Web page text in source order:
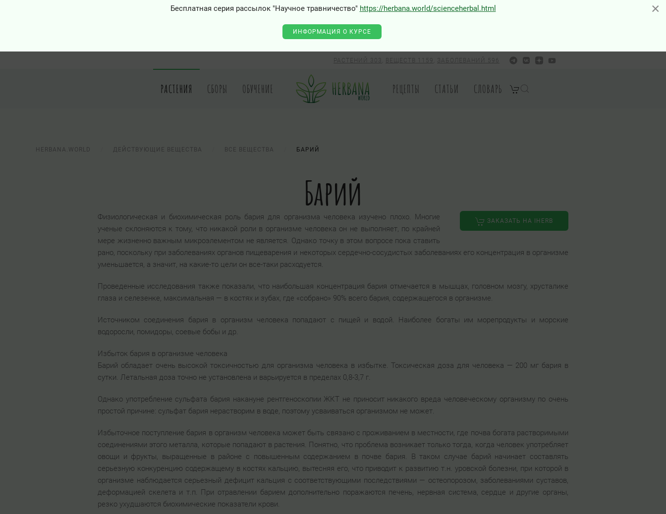
×
Бесплатная серия рассылок "Научное травничество" https://herbana.world/scienceherbal.html
ИНФОРМАЦИЯ О КУРСЕ
РАСТЕНИЙ 303 ВЕЩЕСТВ 1159 ЗАБОЛЕВАНИЙ 596
РАСТЕНИЯ СБОРЫ ОБУЧЕНИЕ РЕЦЕПТЫ СТАТЬИ СЛОВАРЬ
HERBANA.WORLD ДЕЙСТВУЮЩИЕ ВЕЩЕСТВА ВСЕ ВЕЩЕСТВА БАРИЙ
Барий
ЗАКАЗАТЬ НА IHERB
Физиологическая и биохимическая роль бария для организма человека изучено плохо. Многие
ученые склоняются к тому, что никакой роли в организме человека он не выполняет, по крайней
мере жизненно важным микроэлементом не является. Однако точку в этом вопросе пока ставить
рано, поскольку при заболеваниях органов пищеварения и некоторых сердечно-сосудистых заболеваниях его концентрация в организме
уменьшается, а значит, на какие-то цели он все-таки расходуется.
Проведенные исследования также показали, что наибольшая концентрация бария отмечается в мышцах, головном мозгу, хрусталике
глаза и селезенке, максимальная — в костях и зубах, где «собрано» 90% всего бария, содержащегося в организме.
Источником соединения бария в организм человека попадают с пищей и водой. Наиболее богаты им морепродукты и морские
водоросли, помидоры, соевые бобы и др.
Избыток бария в организме человека
Барий обладает очень высокой токсичностью для организма человека в избытке. Токсическая доза для человека — 200 мг бария в
сутки. Летальная доза точно не установлена и варьируется в пределах 0,8-3,7 г.
Однако употребление сульфата бария накануне рентгеноскопии ЖКТ не приносит никакого вреда человеческому организму по очень
простой причине: сульфат бария нерастворим в воде, поэтому усваиваться организмом не может.
Избыточное поступление бария в организм человека может быть связано с проживанием в местности, где почва богата растворимыми
соединениями этого металла, которые попадают в растения. Понятно, что проблема возникает только тогда, когда человек употребляет
овощи и фрукты, выращенные в районе с повышенным содержанием в почве бария. В таком случае барий начинает составлять
серьезную конкуренцию содержащему в костях кальцию, вытесняя его, что приводит к развитию т.н. уровской болезни, при которой в
организме наблюдается серьезный дефицит кальция с соответствующими последствиями — остеопорозом, заболеваниями суставов,
деформацией скелета и т.п. При отравлении барием дополнительно поражаются печень, нервная система, сердце и другие органы,
резко ухудшаются биохимические показатели крови.
×